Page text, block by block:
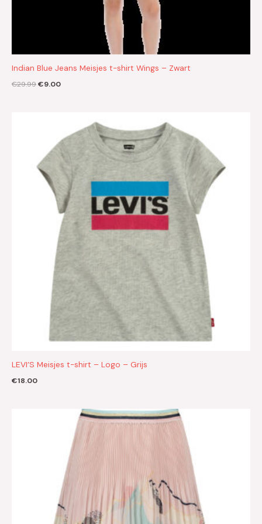
Indian Blue Jeans Meisjes t-shirt Wings – Zwart
€29.99€9.00
LEVI’S Meisjes t-shirt – Logo – Grijs
€18.00